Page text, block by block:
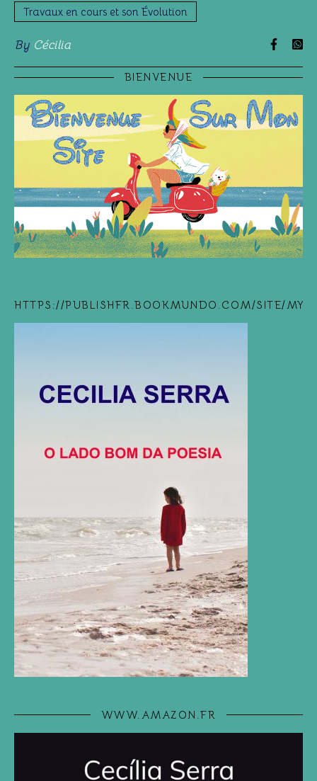
Travaux en cours et son Évolution
By Cécilia
BIENVENUE
HTTPS://PUBLISHFR.BOOKMUNDO.COM/SITE/
WWW.AMAZON.FR